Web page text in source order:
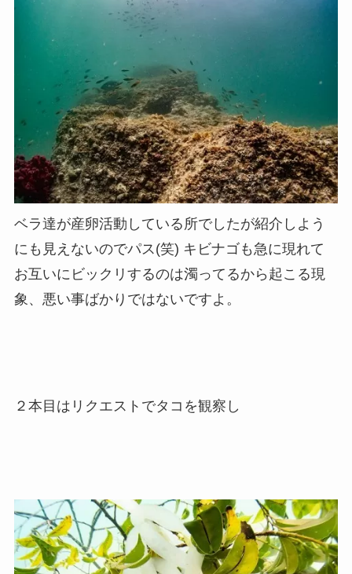
ベラ達が産卵活動している所でしたが紹介しよう
にも見えないのでパス(笑) キビナゴも急に現れて
お互いにビックリするのは濁ってるから起こる現
象、悪い事ばかりではないですよ。
２本目はリクエストでタコを観察し